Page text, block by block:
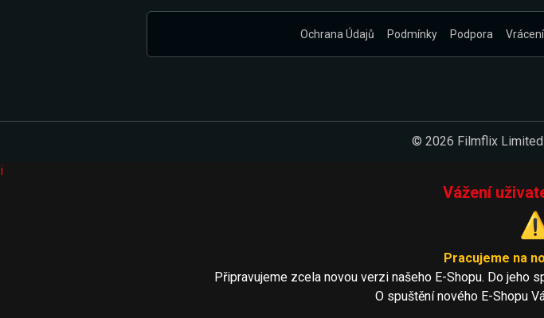
Ochrana Údajů Podmínky Podpora
© 2026 Filmflix
i
Vážení
Pracujeme na
Připravujeme zcela novou verzi našeho E-Shopu. Do jeho
O spuštění nového E-Shopu